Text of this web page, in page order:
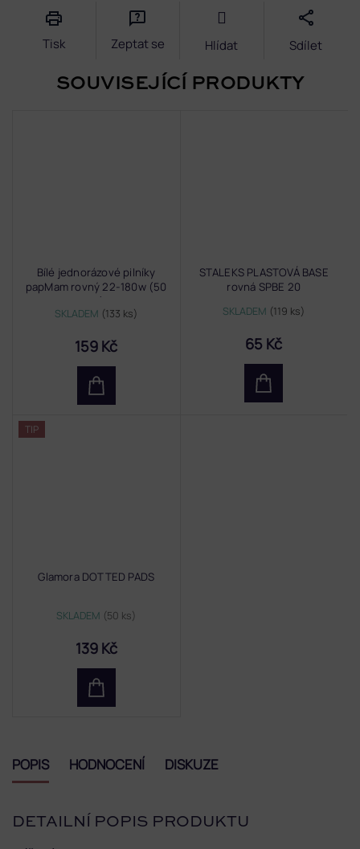
Tisk Zeptat se Hlídat Sdílet
SOUVISEJÍCÍ PRODUKTY
Bílé jednorázové pilníky
papMam rovný 22-180w (50
ks)
SKLADEM (133 ks)
159 Kč
STALEKS PLASTOVÁ BASE
rovná SPBE 20
SKLADEM (119 ks)
65 Kč
TIP
Glamora DOTTED PADS
SKLADEM (50 ks)
139 Kč
POPIS HODNOCENÍ DISKUZE
DETAILNÍ POPIS PRODUKTU